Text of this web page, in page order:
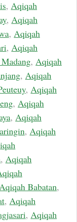
, Aqiqah
, Aqiqah
, Aqiqah
, Aqiqah
, Aqiqah
, Aqiqah
, Aqiqah
, Aqiqah
, Aqiqah
, Aqiqah
, Aqiqah
Babatan,
, Aqiqah
, Aqiqah